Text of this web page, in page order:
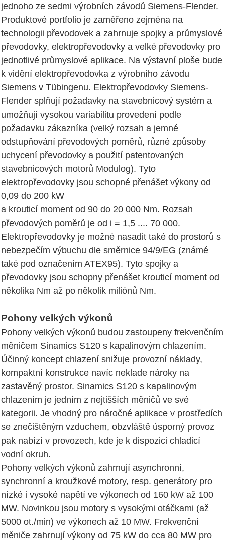
jednoho ze sedmi výrobních závodů Siemens-Flender.
Produktové portfolio je zaměřeno zejména na
technologii převodovek a zahrnuje spojky a průmyslové
převodovky, elektropřevodovky a velké převodovky pro
jednotlivé průmyslové aplikace. Na výstavní ploše bude
k vidění elektropřevodovka z výrobního závodu
Siemens v Tübingenu. Elektropřevodovky Siemens-
Flender splňují požadavky na stavebnicový systém a
umožňují vysokou variabilitu provedení podle
požadavku zákazníka (velký rozsah a jemné
odstupňování převodových poměrů, různé způsoby
uchycení převodovky a použití patentovaných
stavebnicových motorů Modulog). Tyto
elektropřevodovky jsou schopné přenášet výkony od
0,09 do 200 kW
a krouticí moment od 90 do 20 000 Nm. Rozsah
převodových poměrů je od i = 1,5 .... 70 000.
Elektropřevodovky je možné nasadit také do prostorů s
nebezpečím výbuchu dle směrnice 94/9/EG (známé
také pod označením ATEX95). Tyto spojky a
převodovky jsou schopny přenášet krouticí moment od
několika Nm až po několik miliónů Nm.
Pohony velkých výkonů
Pohony velkých výkonů budou zastoupeny frekvenčním
měničem Sinamics S120 s kapalinovým chlazením.
Účinný koncept chlazení snižuje provozní náklady,
kompaktní konstrukce navíc neklade nároky na
zastavěný prostor. Sinamics S120 s kapalinovým
chlazením je jedním z nejtišších měničů ve své
kategorii. Je vhodný pro náročné aplikace v prostředích
se znečištěným vzduchem, obzvláště úsporný provoz
pak nabízí v provozech, kde je k dispozici chladicí
vodní okruh.
Pohony velkých výkonů zahrnují asynchronní,
synchronní a kroužkové motory, resp. generátory pro
nízké i vysoké napětí ve výkonech od 160 kW až 100
MW. Novinkou jsou motory s vysokými otáčkami (až
5000 ot./min) ve výkonech až 10 MW. Frekvenční
měniče zahrnují výkony od 75 kW do cca 80 MW pro